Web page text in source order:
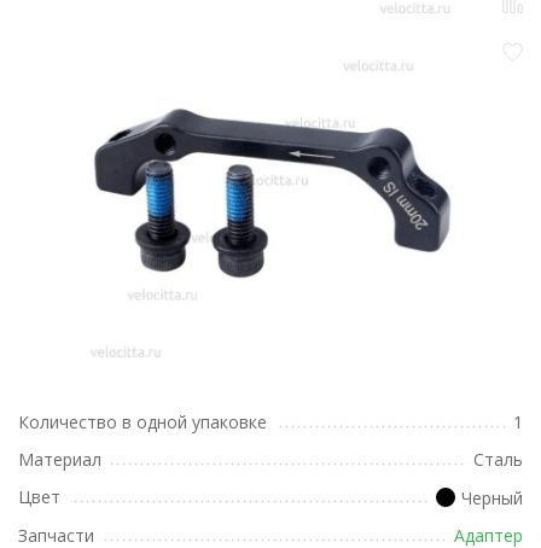
Количество в одной упаковке
1
Материал
Сталь
Цвет
Черный
Запчасти
Адаптер